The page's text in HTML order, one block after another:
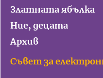
Златната ябълка
Ние, децата
Архив
Съвет за